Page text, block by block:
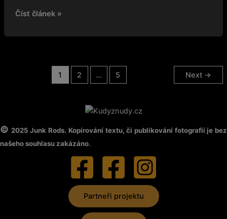
Číst článek »
1 2 … 5 Next →
© 2025 Junk Rods. Kopírování textu, či publikování fotografií je bez
našeho souhlasu zakázáno.
Partneři projektu